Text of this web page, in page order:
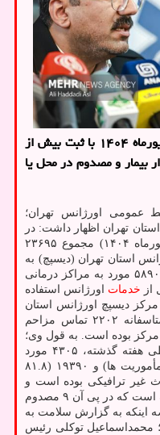
اورژانس تهران در هفته نخست شهریورماه ۱۴۰۴ با ثبت بیش از
مأموریت، به بیش از ۱۶ هزار بیمار و مصدوم در محل یا
عمومی اورژانس تهران؛
تهران اظهار داشت: در
هفته گذشته (۱ شهریور الی ۷ شهریورماه ۱۴۰۴) مجموع ۲۳۶۹۵
در مرکز ارتباطات ۱۱۵ اورژانس استان تهران (دیسپچ) به
ثبت رسید که در پی این مأموریت ها ۵۸۹۰ مورد به مراکز درمانی
خدمات اورژانس استفاده
۵۸۳۴۶ تماس با مرکز دیسپچ اورژانس استان
تهران برقرار شد که از این مقدار متاسفانه ۲۲۰۲ تماس مزاحم
این مرکز بوده است. به قول وی؛
از مجموع مأموریت های ثبت شده طی هفته گذشته، ۴۳۰۵ مورد
حوادث ترافیکی (۱۸.۲ درصد از کل مأموریت ها) و ۱۹۳۹۰ (۸۱.۸
غیر ترافیکی بوده است و
اورژانس هوایی ۷ سورتی پرواز داشته است که در پی آن ۹ مصدوم
اینکه به گزارش سلامت به
محمداسماعیل توکلی رئیس